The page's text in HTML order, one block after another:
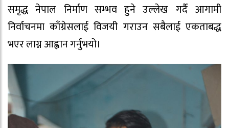
समृद्ध नेपाल निर्माण सम्भव हुने उल्लेख गर्दै आगामी
निर्वाचनमा काँग्रेसलाई विजयी गराउन सबैलाई एकताबद्ध
भएर लाग्न आह्वान गर्नुभयो।